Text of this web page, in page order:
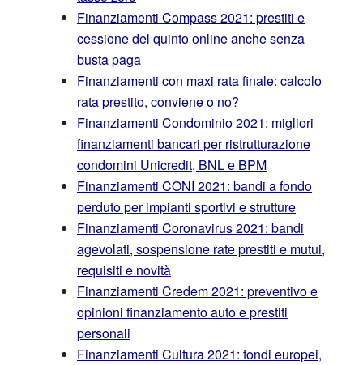
Finanziamenti Compass 2021: prestiti e
cessione del quinto online anche senza
busta paga
Finanziamenti con maxi rata finale: calcolo
rata prestito, conviene o no?
Finanziamenti Condominio 2021: migliori
finanziamenti bancari per ristrutturazione
condomini Unicredit, BNL e BPM
Finanziamenti CONI 2021: bandi a fondo
perduto per impianti sportivi e strutture
Finanziamenti Coronavirus 2021: bandi
agevolati, sospensione rate prestiti e mutui,
requisiti e novità
Finanziamenti Credem 2021: preventivo e
opinioni finanziamento auto e prestiti
personali
Finanziamenti Cultura 2021: fondi europei,